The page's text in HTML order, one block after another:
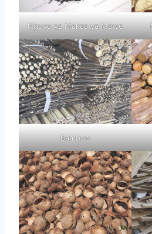
Nguvu ya Makaa ya Mawe
Bamboo